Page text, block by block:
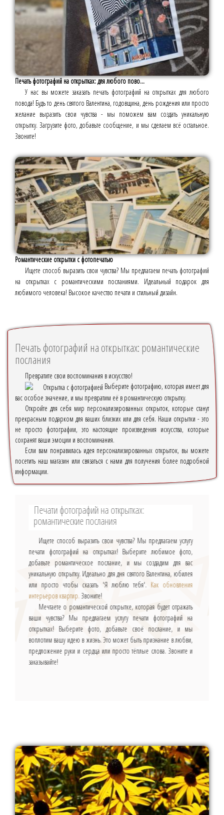
Печать фотографий на открытках: для любого пово...
У нас вы можете заказать печать фотографий на открытках для любого
повода! Будь то день святого Валентина, годовщина, день рождения или просто
желание выразить свои чувства - мы поможем вам создать уникальную
открытку. Загрузите фото, добавьте сообщение, и мы сделаем всё остальное.
Звоните!
Романтические открытки с фотопечатью
Ищете способ выразить свои чувства? Мы предлагаем печать фотографий
на открытках с романтическими посланиями. Идеальный подарок для
любимого человека! Высокое качество печати и стильный дизайн.
Печать фотографий на открытках: романтические
послания
Превратите свои воспоминания в искусство!
Выберите фотографию, которая имеет для
вас особое значение, и мы превратим её в романтическую открытку.
Откройте для себя мир персонализированных открыток, которые станут
прекрасным подарком для ваших близких или для себя. Наши открытки - это
не просто фотографии, это настоящие произведения искусства, которые
сохранят ваши эмоции и воспоминания.
Если вам понравилась идея персонализированных открыток, вы можете
посетить наш магазин или связаться с нами для получения более подробной
информации.
Печати фотографий на открытках:
романтические послания
Ищете способ выразить свои чувства? Мы предлагаем услугу
печати фотографий на открытках! Выберите любимое фото,
добавьте романтическое послание, и мы создадим для вас
уникальную открытку. Идеально для дня святого Валентина, юбилея
или просто чтобы сказать 'Я люблю тебя'.Как обновления
интерьеров квартир. Звоните!
Мечтаете о романтической открытке, которая будет отражать
ваши чувства? Мы предлагаем услугу печати фотографий на
открытках! Выберите фото, добавьте своё послание, и мы
воплотим вашу идею в жизнь. Это может быть признание в любви,
предложение руки и сердца или просто тёплые слова. Звоните и
заказывайте!